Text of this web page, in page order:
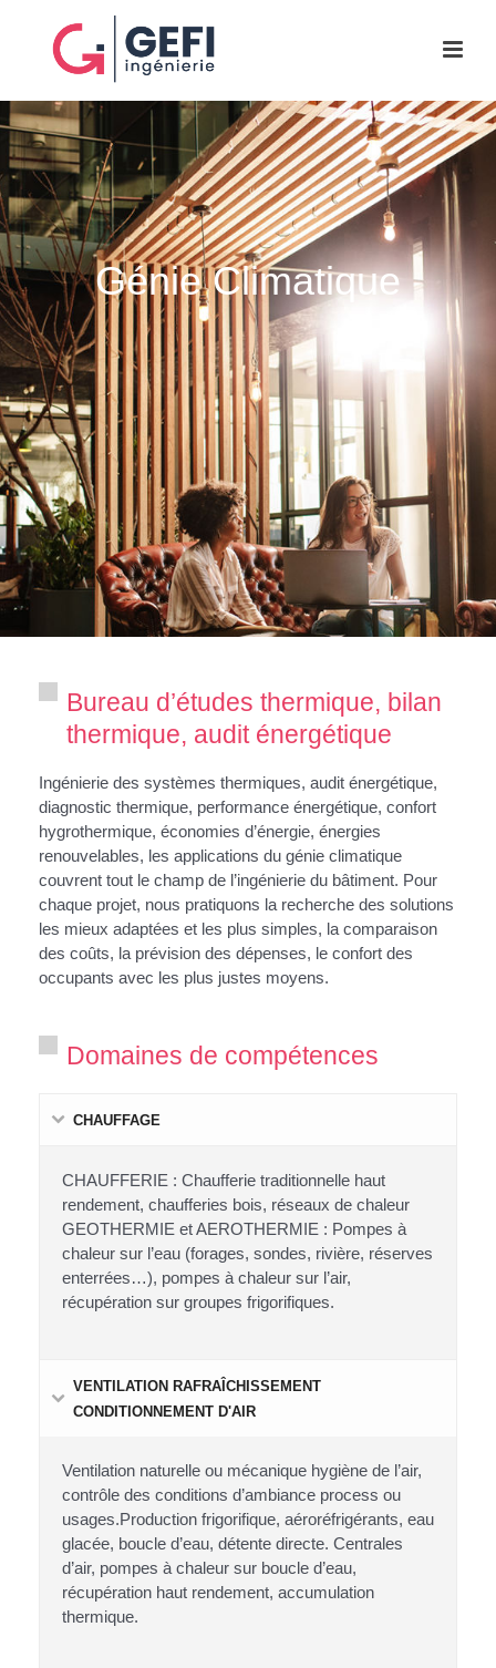
Génie Climatique
Bureau d’études thermique, bilan
thermique, audit énergétique
Ingénierie des systèmes thermiques, audit énergétique,
diagnostic thermique, performance énergétique, confort
hygrothermique, économies d’énergie, énergies
renouvelables, les applications du génie climatique
couvrent tout le champ de l’ingénierie du bâtiment. Pour
chaque projet, nous pratiquons la recherche des solutions
les mieux adaptées et les plus simples, la comparaison
des coûts, la prévision des dépenses, le confort des
occupants avec les plus justes moyens.
Domaines de compétences
CHAUFFAGE
CHAUFFERIE : Chaufferie traditionnelle haut
rendement, chaufferies bois, réseaux de chaleur
GEOTHERMIE et AEROTHERMIE : Pompes à
chaleur sur l’eau (forages, sondes, rivière, réserves
enterrées…), pompes à chaleur sur l’air,
récupération sur groupes frigorifiques.
VENTILATION RAFRAÎCHISSEMENT
CONDITIONNEMENT D'AIR
Ventilation naturelle ou mécanique hygiène de l’air,
contrôle des conditions d’ambiance process ou
usages.Production frigorifique, aéroréfrigérants, eau
glacée, boucle d’eau, détente directe. Centrales
d’air, pompes à chaleur sur boucle d’eau,
récupération haut rendement, accumulation
thermique.